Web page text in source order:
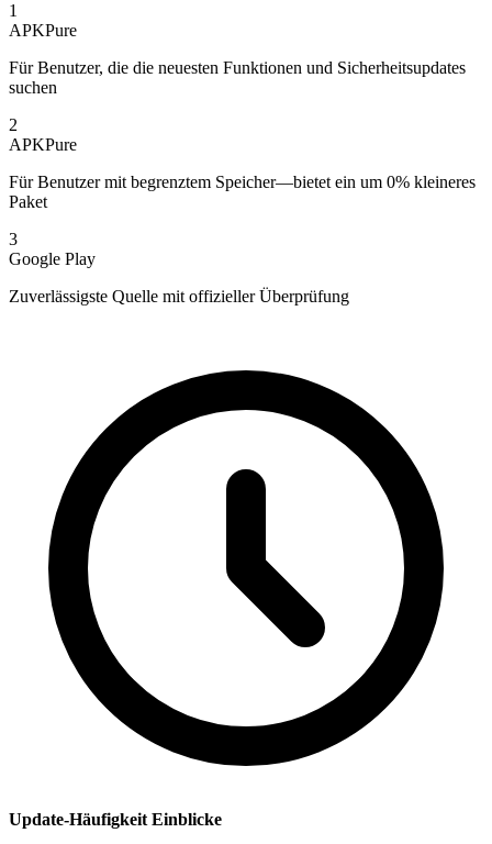
1
APKPure
Für Benutzer, die die neuesten Funktionen und Sicherheitsupdates
suchen
2
APKPure
Für Benutzer mit begrenztem Speicher—bietet ein um 0% kleineres
Paket
3
Google Play
Zuverlässigste Quelle mit offizieller Überprüfung
Update-Häufigkeit Einblicke